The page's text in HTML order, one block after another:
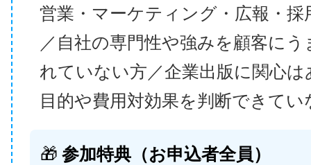
営業・マーケティング・広報・採
／自社の専門性や強みを顧客に
れていない方／企業出版に関心
目的や費用対効果を判断できてい
🎁 参加特典（お申込者全員）